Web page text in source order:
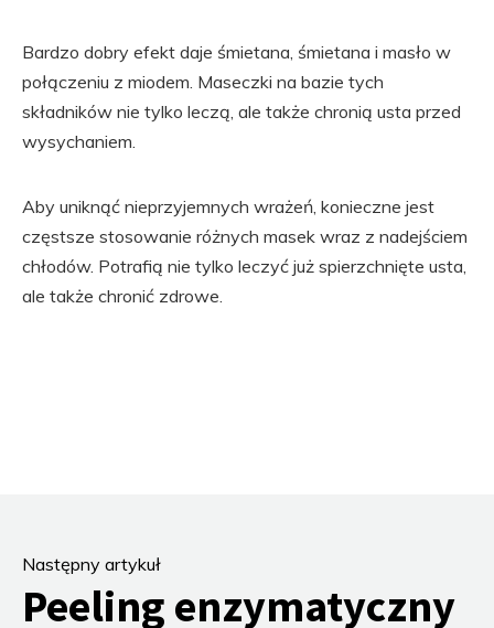
Bardzo dobry efekt daje śmietana, śmietana i masło w
połączeniu z miodem. Maseczki na bazie tych
składników nie tylko leczą, ale także chronią usta przed
wysychaniem.
Aby uniknąć nieprzyjemnych wrażeń, konieczne jest
częstsze stosowanie różnych masek wraz z nadejściem
chłodów. Potrafią nie tylko leczyć już spierzchnięte usta,
ale także chronić zdrowe.
Następny artykuł
Peeling enzymatyczny